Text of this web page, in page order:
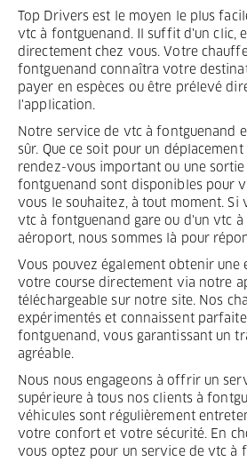
Top Drivers est le moyen le plus
vtc à fontguenand. Il suffit d'un clic,
directement chez vous. Votre
fontguenand connaîtra votre
payer en espèces ou être prélevé
l'application.
Notre service de vtc à fontguenand
sûr. Que ce soit pour un
rendez-vous important ou une
fontguenand sont disponibles pour
vous le souhaitez, à tout moment. Si
vtc à fontguenand gare ou d'un vtc à
aéroport, nous sommes là pour
Vous pouvez également obtenir une
votre course directement via notre
téléchargeable sur notre site. Nos
expérimentés et connaissent
fontguenand, vous garantissant un
agréable.
Nous nous engageons à offrir un
supérieure à tous nos clients à
véhicules sont régulièrement
votre confort et votre sécurité. En
vous optez pour un service de vtc à